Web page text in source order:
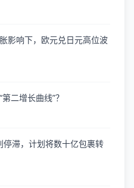
影响下，欧元兑日元高位波
二增长曲线”？
停滞，计划将数十亿包裹转